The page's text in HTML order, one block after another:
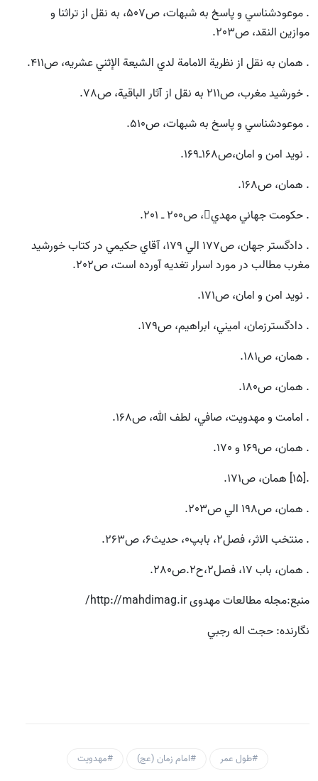
. موعودشناسي و پاسخ به شبهات، ص507، به نقل از تراثنا و
موازين النقد، ص203.
. همان به نقل از نظرية‌ الامامة لدي الشيعة الإثني عشريه، ص411.
. خورشيد مغرب، ص211 به نقل از آثار الباقية، ص78.
. موعودشناسي و پاسخ به شبهات، ص510.
. نويد امن و امان،‌ص168ـ169.
. همان، ص168.
. حكومت جهاني مهدي، ص200 ـ 201.
. دادگستر جهان، ص177 الي 179، آقاي حكيمي در كتاب خورشيد
مغرب مطالب در مورد اسرار تغديه آورده است، ص202.
. نويد امن و امان، ص171.
. دادگسترزمان، اميني، ابراهيم، ص179.
. همان، ص181.
. همان، ص180.
. امامت و مهدويت،‌ صافي، لطف الله، ص168.
. همان، ص169 و 170.
.[15] همان، ص171.
. همان، ص198 الي ص203.
. منتخب الاثر، فصل2، بابپ0، حديث6، ص263.
. همان، باب 17، فصل2،‌ح2.‌ص280.
منبع:مجله مطالعات مهدوی http://mahdimag.ir/
نگارنده:حجت اله رجبي
#طول عمر #امام زمان (عج) #مهدویت